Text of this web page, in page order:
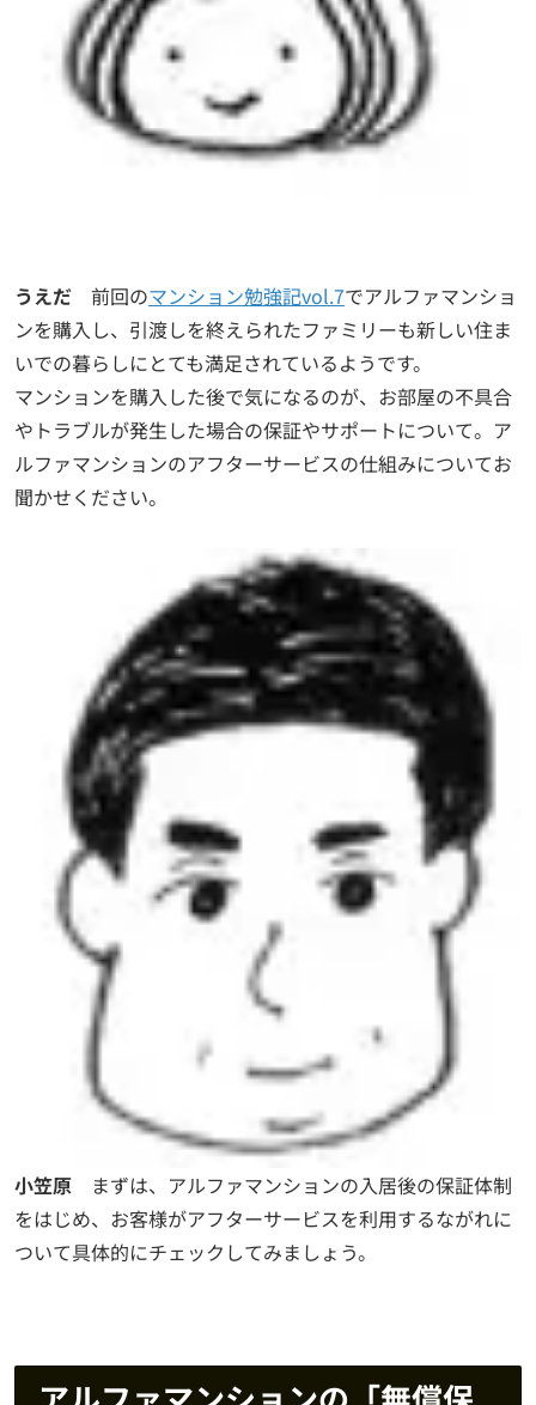
うえだ 前回のマンション勉強記vol.7でアルファマンショ
ンを購入し、引渡しを終えられたファミリーも新しい住ま
いでの暮らしにとても満足されているようです。
マンションを購入した後で気になるのが、お部屋の不具合
やトラブルが発生した場合の保証やサポートについて。ア
ルファマンションのアフターサービスの仕組みについてお
聞かせください。
小笠原 まずは、アルファマンションの入居後の保証体制
をはじめ、お客様がアフターサービスを利用するながれに
ついて具体的にチェックしてみましょう。